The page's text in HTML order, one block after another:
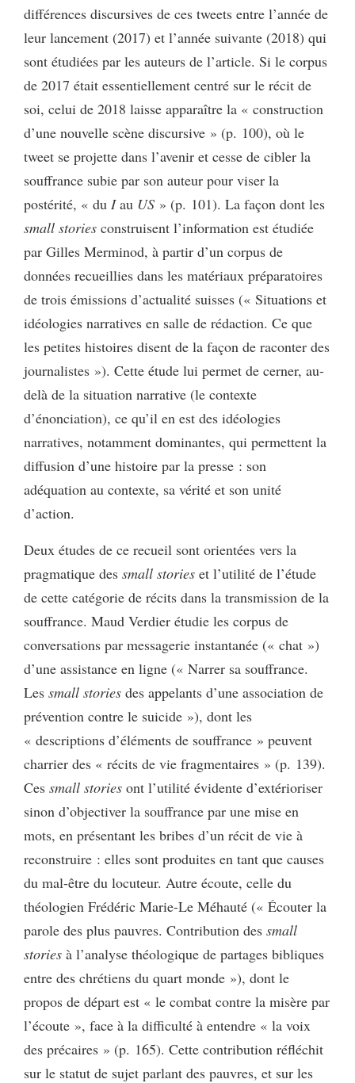
différences discursives de ces tweets entre l’année de
leur lancement (2017) et l’année suivante (2018) qui
sont étudiées par les auteurs de l’article. Si le corpus
de 2017 était essentiellement centré sur le récit de
soi, celui de 2018 laisse apparaître la « construction
d’une nouvelle scène discursive » (p. 100), où le
tweet se projette dans l’avenir et cesse de cibler la
souffrance subie par son auteur pour viser la
postérité, « du Iau US » (p. 101). La façon dont les
small stories construisent l’information est étudiée
par Gilles Merminod, à partir d’un corpus de
données recueillies dans les matériaux préparatoires
de trois émissions d’actualité suisses (« Situations et
idéologies narratives en salle de rédaction. Ce que
les petites histoires disent de la façon de raconter des
journalistes »). Cette étude lui permet de cerner, au-
delà de la situation narrative (le contexte
d’énonciation), ce qu’il en est des idéologies
narratives, notamment dominantes, qui permettent la
diffusion d’une histoire par la presse : son
adéquation au contexte, sa vérité et son unité
d’action.
Deux études de ce recueil sont orientées vers la
pragmatique des small stories et l’utilité de l’étude
de cette catégorie de récits dans la transmission de la
souffrance. Maud Verdier étudie les corpus de
conversations par messagerie instantanée (« chat »)
d’une assistance en ligne (« Narrer sa souffrance.
Les small stories des appelants d’une association de
prévention contre le suicide »), dont les
« descriptions d’éléments de souffrance » peuvent
charrier des « récits de vie fragmentaires » (p. 139).
Ces small stories ont l’utilité évidente d’extérioriser
sinon d’objectiver la souffrance par une mise en
mots, en présentant les bribes d’un récit de vie à
reconstruire : elles sont produites en tant que causes
du mal-être du locuteur. Autre écoute, celle du
théologien Frédéric Marie-Le Méhauté (« Écouter la
parole des plus pauvres. Contribution des small
stories à l’analyse théologique de partages bibliques
entre des chrétiens du quart monde »), dont le
propos de départ est « le combat contre la misère par
l’écoute », face à la difficulté à entendre « la voix
des précaires » (p. 165). Cette contribution réfléchit
sur le statut de sujet parlant des pauvres, et sur les